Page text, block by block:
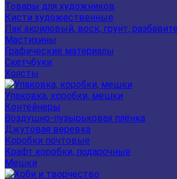
Товары для художников
Кисти художественные
Лак акриловый, воск, грунт,
Мастихины
Графические материалы
Скетчбуки
Холсты
Упаковка, коробки, мешки
Контейнеры
Воздушно-пузырьковая плёнка
Джутовая веревка
Коробки почтовые
Крафт коробки, подарочные
Мешки